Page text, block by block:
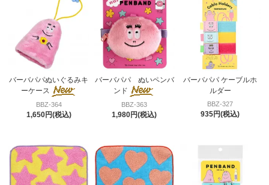
バーバパパぬいぐるみキ
ーケース
BBZ-364
1,650円(税込)
バーバパパ ぬいペンバ
ンド
BBZ-363
1,980円(税込)
バーバパパ ケーブルホ
ルダー
BBZ-327
935円(税込)